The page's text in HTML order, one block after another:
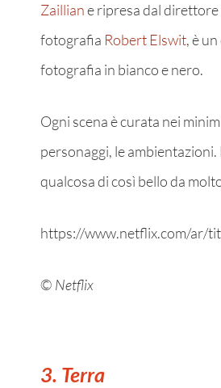
Zailliane ripresa dal direttore
fotografia Robert Elswit, è
fotografia in bianco e nero.
Ogni scena è curata nei
personaggi, le
qualcosa di così bello da
https://www.netflix.com/ar/
© Netflix
3. Terra